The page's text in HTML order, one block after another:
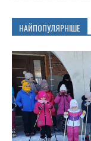
НАЙПОПУЛЯРНІШЕ